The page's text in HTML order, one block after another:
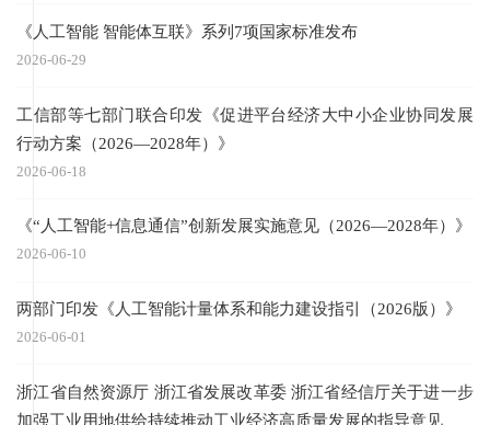
《人工智能 智能体互联》系列7项国家标准发布
2026-06-29
工信部等七部门联合印发《促进平台经济大中小企业协同发展
行动方案（2026—2028年）》
2026-06-18
《“人工智能+信息通信”创新发展实施意见（2026—2028年）》
2026-06-10
两部门印发《人工智能计量体系和能力建设指引（2026版）》
2026-06-01
浙江省自然资源厅 浙江省发展改革委 浙江省经信厅关于进一步
加强工业用地供给持续推动工业经济高质量发展的指导意见